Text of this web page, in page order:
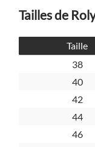
Tailles de
Taille
38
40
42
44
46